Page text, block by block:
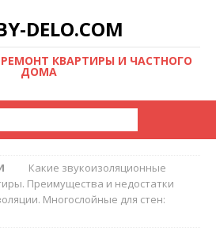
DELO.COM
КВАРТИРЫ И ЧАСТНОГО
ДОМА
Какие звукоизоляционные
Преимущества и недостатки
Многослойные для стен: